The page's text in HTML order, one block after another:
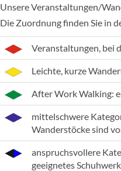
Unsere Veranstaltungen/
Die Zuordnung finden Sie in
Veranstaltungen, bei
Leichte, kurze
After Work Walking:
mittelschwere
Wanderstöcke sind
anspruchsvollere
geeignetes